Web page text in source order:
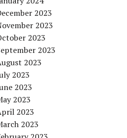
2023
2023
2023
2023
2023
2023
2023
2023
2023
2023